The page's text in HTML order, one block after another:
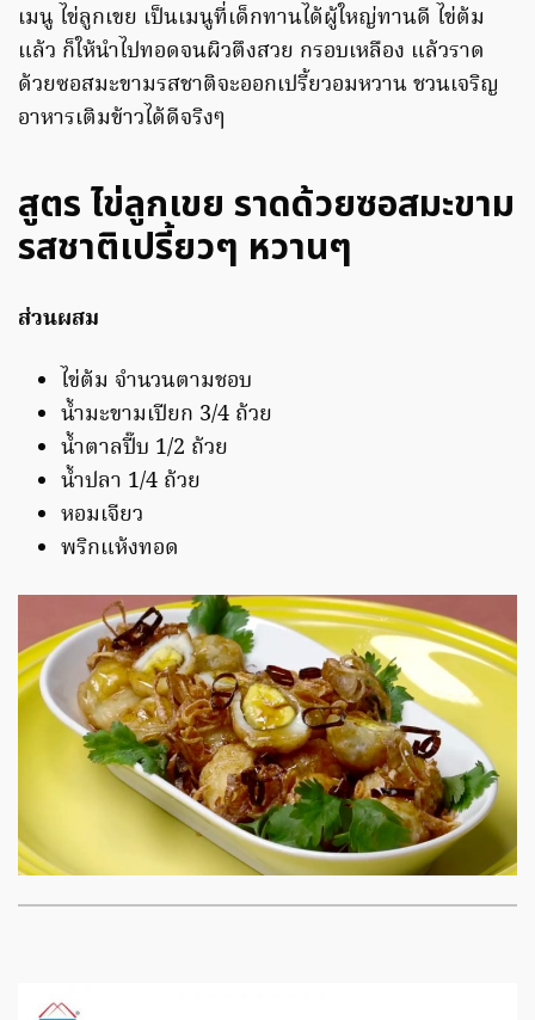
เมนู ไข่ลูกเขย เป็นเมนูที่เด็กทานได้ผู้ใหญ่ทานดี ไข่ต้ม
แล้ว ก็ให้นำไปทอดจนผิวตึงสวย กรอบเหลือง แล้วราด
ด้วยซอสมะขามรสชาติจะออกเปรี้ยวอมหวาน ชวนเจริญ
อาหารเติมข้าวได้ดีจริงๆ
สูตร ไข่ลูกเขย ราดด้วยซอสมะขาม
รสชาติเปรี้ยวๆ หวานๆ
ส่วนผสม
ไข่ต้ม จำนวนตามชอบ
น้ำมะขามเปียก 3/4 ถ้วย
น้ำตาลปี๊บ 1/2 ถ้วย
น้ำปลา 1/4 ถ้วย
หอมเจียว
พริกแห้งทอด